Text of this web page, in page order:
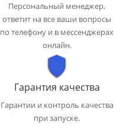
Персональный менеджер,
ответит на все ваши вопросы
по телефону и в мессенджерах
онлайн.
Гарантия качества
Гарантии и контроль качества
при запуске.